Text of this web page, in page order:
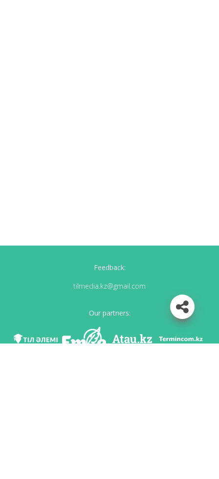
Feedback:
tilmedia.kz@gmail.com
Our partners: